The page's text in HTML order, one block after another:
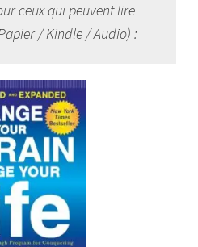
ceux qui peuvent lire
/ Kindle / Audio) :